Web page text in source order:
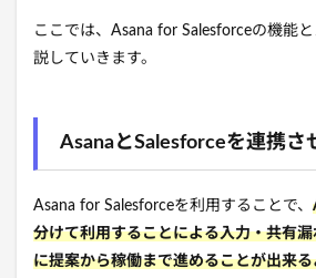
ここでは、Asana for Salesforceの機能
説していきます。
AsanaとSalesforceを連携さ
Asana for Salesforceを利用することで、
分けて利用することによる入力・共有
に提案から稼働まで進めることが出来